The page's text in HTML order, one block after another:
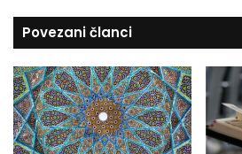
e
r
u
F
a
t
d
b
r
a
d
j
e
Povezani članci